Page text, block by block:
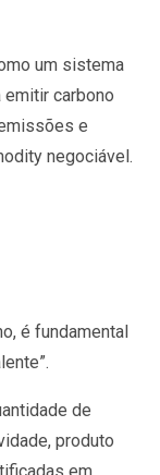
um sistema
carbono
e
negociável.
é fundamental
de
produto